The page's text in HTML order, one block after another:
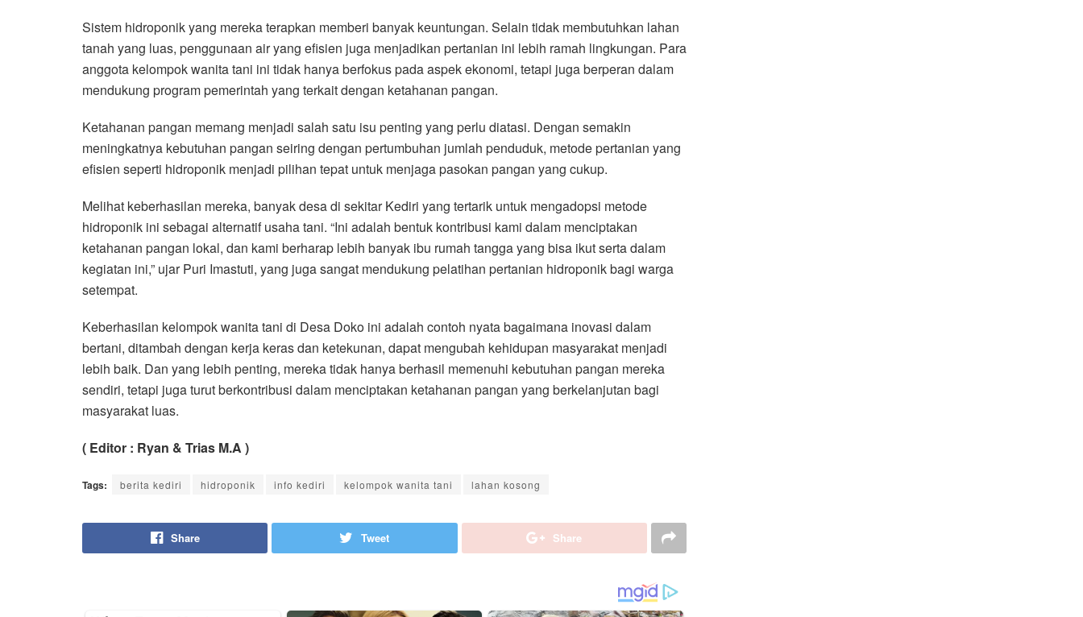
Sistem hidroponik yang mereka terapkan memberi banyak keuntungan. Selain tidak membutuhkan lahan
tanah yang luas, penggunaan air yang efisien juga menjadikan pertanian ini lebih ramah lingkungan. Para
anggota kelompok wanita tani ini tidak hanya berfokus pada aspek ekonomi, tetapi juga berperan dalam
mendukung program pemerintah yang terkait dengan ketahanan pangan.
Ketahanan pangan memang menjadi salah satu isu penting yang perlu diatasi. Dengan semakin
meningkatnya kebutuhan pangan seiring dengan pertumbuhan jumlah penduduk, metode pertanian yang
efisien seperti hidroponik menjadi pilihan tepat untuk menjaga pasokan pangan yang cukup.
Melihat keberhasilan mereka, banyak desa di sekitar Kediri yang tertarik untuk mengadopsi metode
hidroponik ini sebagai alternatif usaha tani. “Ini adalah bentuk kontribusi kami dalam menciptakan
ketahanan pangan lokal, dan kami berharap lebih banyak ibu rumah tangga yang bisa ikut serta dalam
kegiatan ini,” ujar Puri Imastuti, yang juga sangat mendukung pelatihan pertanian hidroponik bagi warga
setempat.
Keberhasilan kelompok wanita tani di Desa Doko ini adalah contoh nyata bagaimana inovasi dalam
bertani, ditambah dengan kerja keras dan ketekunan, dapat mengubah kehidupan masyarakat menjadi
lebih baik. Dan yang lebih penting, mereka tidak hanya berhasil memenuhi kebutuhan pangan mereka
sendiri, tetapi juga turut berkontribusi dalam menciptakan ketahanan pangan yang berkelanjutan bagi
masyarakat luas.
( Editor : Ryan & Trias M.A )
Tags: berita kediri hidroponik info kediri kelompok wanita tani lahan kosong
Share Tweet Share